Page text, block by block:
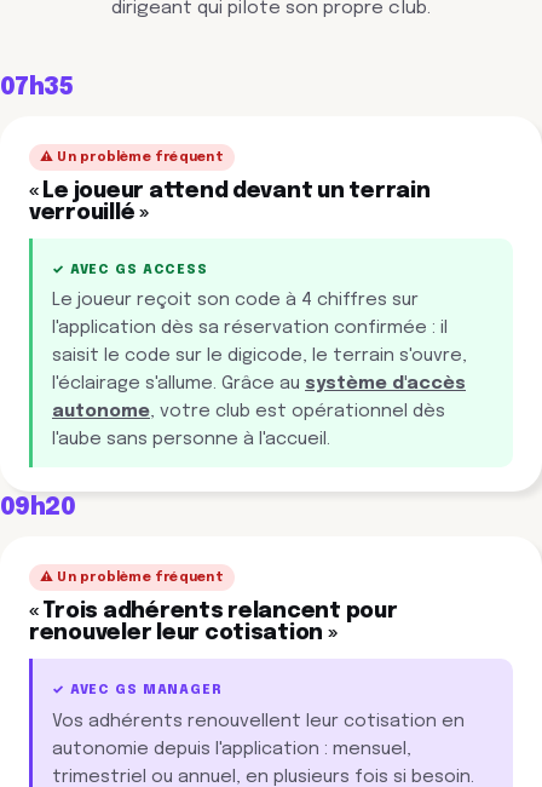
dirigeant qui pilote son propre club.
07h35
⚠️ Un problème fréquent
« Le joueur attend devant un terrain
verrouillé »
✓ AVEC GS ACCESS
Le joueur reçoit son code à 4 chiffres sur
l'application dès sa réservation confirmée : il
saisit le code sur le digicode, le terrain s'ouvre,
l'éclairage s'allume. Grâce au système d'accès
autonome, votre club est opérationnel dès
l'aube sans personne à l'accueil.
09h20
⚠️ Un problème fréquent
« Trois adhérents relancent pour
renouveler leur cotisation »
✓ AVEC GS MANAGER
Vos adhérents renouvellent leur cotisation en
autonomie depuis l'application : mensuel,
trimestriel ou annuel, en plusieurs fois si besoin.